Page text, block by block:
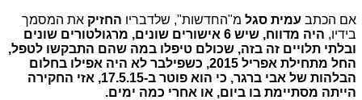
אם הכתב עמית סגל מ"החדשות", שלדבריו החזיק את המסמך
בידיו,
היה מדווח, שיש 6 אישורים שונים, מרגולטורים שונים
ובלתי תלויים זה בזה, שכולם טיפלו במה שהם התבקשו לטפל,
החל מתחילת אפריל 2015, כשפילבר לא היה אפילו בחלום
הבלהות של אבי ברגר, כי הוא פוטר ב-17.5.15, אזי החקירה
הייתה מסתיימת בו ביום, או אחרי כמה ימים.